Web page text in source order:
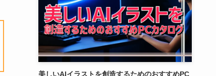
美しいAIイラストを創造するためのおすすめPC